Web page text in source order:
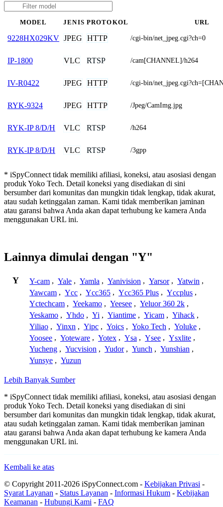
MODEL JENIS PROTOKOL URL
9228HX029KV JPEG HTTP /cgi-bin/net_jpeg.cgi?ch=0
IP-1800 VLC RTSP /cam[CHANNEL]/h264
IV-R0422 JPEG HTTP /cgi-bin/
RYK-9324 JPEG HTTP /Jpeg/CamImg.jpg
RYK-IP 8/D/H VLC RTSP /h264
RYK-IP 8/D/H VLC RTSP /3gpp
* iSpyConnect tidak memiliki afiliasi, koneksi, atau asosiasi dengan
produk Yoko Tech. Detail koneksi yang disediakan di sini
bersumber dari komunitas dan mungkin tidak lengkap, tidak akurat,
atau sudah ketinggalan zaman. Kami tidak memberikan jaminan
atau garansi bahwa Anda akan dapat terhubung ke kamera Anda
menggunakan URL ini.
Lainnya dimulai dengan "Y"
Y Y-cam , Yale , Yamla , Yanivision , Yarsor , Yatwin ,
Yawcam , Ycc , Ycc365 , Ycc365 Plus , Yccplus ,
Yctechcam , Yeekamo , Yeesee , Yeluor 360 2k ,
Yeskamo , Yhdo , Yi , Yiantime , Yicam , Yihack ,
Yiliao , Yinxn , Yipc , Yoics , Yoko Tech , Yoluke ,
Yoosee , Yoteware , Yotex , Ysa , Ysee , Ysxlite ,
Yucheng , Yucvision , Yudor , Yunch , Yunshian ,
Yunsye , Yuzun
Lebih Banyak Sumber
* iSpyConnect tidak memiliki afiliasi, koneksi, atau asosiasi dengan
produk Yoko Tech. Detail koneksi yang disediakan di sini
bersumber dari komunitas dan mungkin tidak lengkap, tidak akurat,
atau sudah ketinggalan zaman. Kami tidak memberikan jaminan
atau garansi bahwa Anda akan dapat terhubung ke kamera Anda
menggunakan URL ini.
Kembali ke atas
© Copyright 2011-2026 iSpyConnect.com - Kebijakan Privasi -
Syarat Layanan - Status Layanan - Informasi Hukum - Kebijakan
Keamanan - Hubungi Kami - FAQ